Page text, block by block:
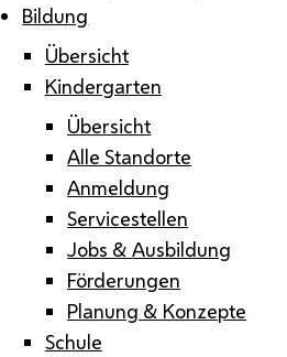
Bildung
Übersicht
Kindergarten
Übersicht
Alle Standorte
Anmeldung
Servicestellen
Jobs & Ausbildung
Förderungen
Planung & Konzepte
Schule